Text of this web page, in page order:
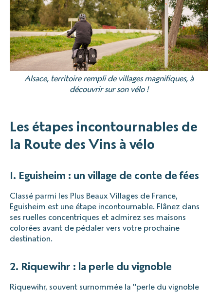
Alsace, territoire rempli de villages magnifiques, à
découvrir sur son vélo !
Les étapes incontournables de
la Route des Vins à vélo
1. Eguisheim : un village de conte de fées
Classé parmi les Plus Beaux Villages de France,
Eguisheim est une étape incontournable. Flânez dans
ses ruelles concentriques et admirez ses maisons
colorées avant de pédaler vers votre prochaine
destination.
2. Riquewihr : la perle du vignoble
Riquewihr, souvent surnommée la "perle du vignoble